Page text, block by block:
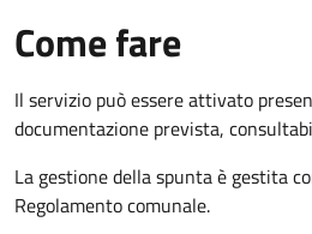
Come fare
Il servizio può essere attivato
documentazione prevista,
La gestione della spunta è gestita
Regolamento comunale.